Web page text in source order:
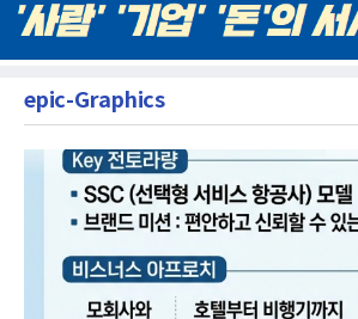
epic-Graphics